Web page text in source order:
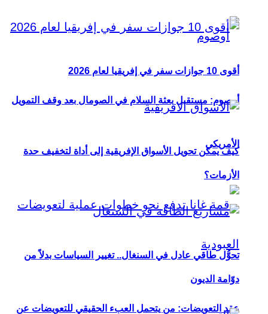
أوصوم: مستقبل بعثة السلام في الصومال بعد وقف التمويل
الأمريكي
عقد التعويضات: من يتحمل العبء الحقيقي للتعويضات عن
أقوى 10 جوازات سفر في إفريقيا لعام 2026
كيف يمكن تحويل الأسواق الإفريقية إلى أداة لتخفيف حدة
الأزمات؟
تحوُّل طاقي عادل في السنغال.. تغيير السياسات بدلاً من
دوّامة الديون